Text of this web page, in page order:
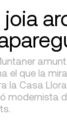
joia
amunt
el que la
la Casa
modernista